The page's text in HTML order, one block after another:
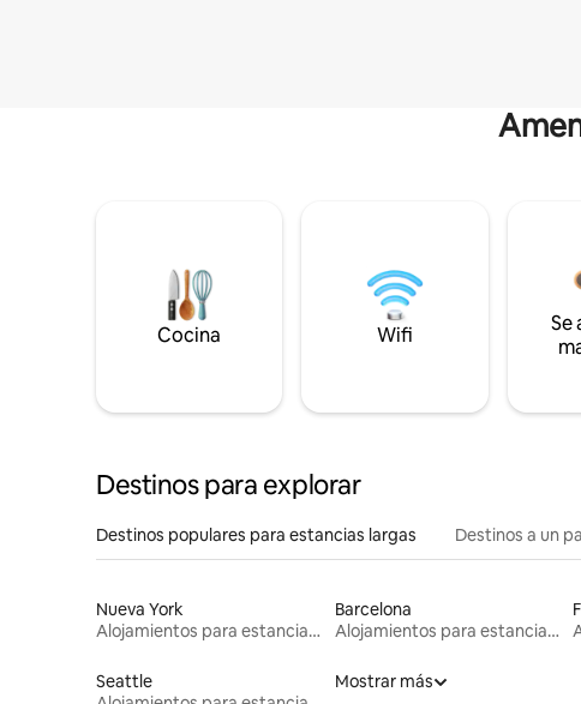
Cocina Wifi
Se
Destinos para explorar
Destinos populares para estancias largas Destinos a un
Nueva York
Alojamientos para estancias largas
Barcelona
Alojamientos para estancias largas
Seattle
Mostrar más